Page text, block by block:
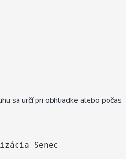
sa určí pri obhliadke alebo počas
Senec